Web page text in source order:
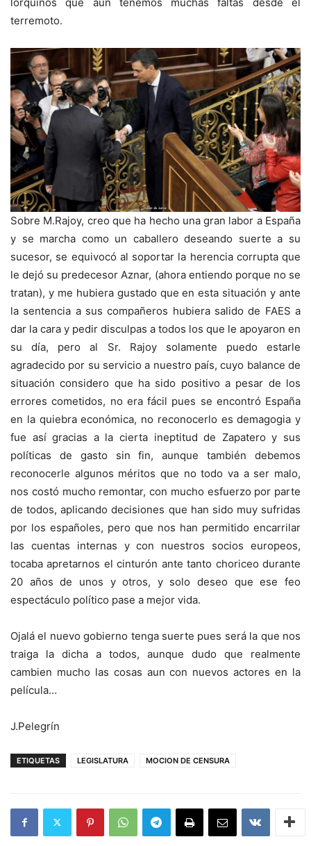
terremoto.
Sobre M.Rajoy, creo que ha hecho una gran labor a España
y se marcha como un caballero deseando suerte a su
sucesor, se equivocó al soportar la herencia corrupta que
le dejó su predecesor Aznar, (ahora entiendo porque no se
tratan), y me hubiera gustado que en esta situación y ante
la sentencia a sus compañeros hubiera salido de FAES a
dar la cara y pedir disculpas a todos los que le apoyaron en
su día, pero al Sr. Rajoy solamente puedo estarle
agradecido por su servicio a nuestro país, cuyo balance de
situación considero que ha sido positivo a pesar de los
errores cometidos, no era fácil pues se encontró España
en la quiebra económica, no reconocerlo es demagogia y
fue así gracias a la cierta ineptitud de Zapatero y sus
políticas de gasto sin fin, aunque también debemos
reconocerle algunos méritos que no todo va a ser malo,
nos costó mucho remontar, con mucho esfuerzo por parte
de todos, aplicando decisiones que han sido muy sufridas
por los españoles, pero que nos han permitido encarrilar
las cuentas internas y con nuestros socios europeos,
tocaba apretarnos el cinturón ante tanto choriceo durante
20 años de unos y otros, y solo deseo que ese feo
espectáculo político pase a mejor vida.
Ojalá el nuevo gobierno tenga suerte pues será la que nos
traiga la dicha a todos, aunque dudo que realmente
cambien mucho las cosas aun con nuevos actores en la
película…
J.Pelegrín
ETIQUETAS LEGISLATURA MOCION DE CENSURA